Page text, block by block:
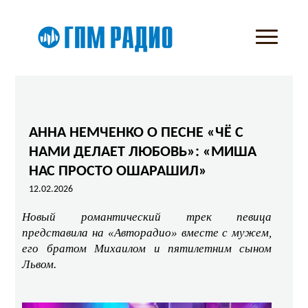
АННА НЕМЧЕНКО О ПЕСНЕ «ЧЁ С
НАМИ ДЕЛАЕТ ЛЮБОВЬ»: «МИША
НАС ПРОСТО ОШАРАШИЛ»
12.02.2026
Новый романтический трек певица
представила на «Авторадио» вместе с мужем,
его братом Михаилом и пятилетним сыном
Львом.